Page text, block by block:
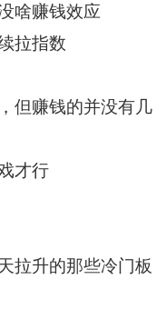
啥赚钱效应
拉指数
赚钱的并没有几
才行
升的那些冷门板